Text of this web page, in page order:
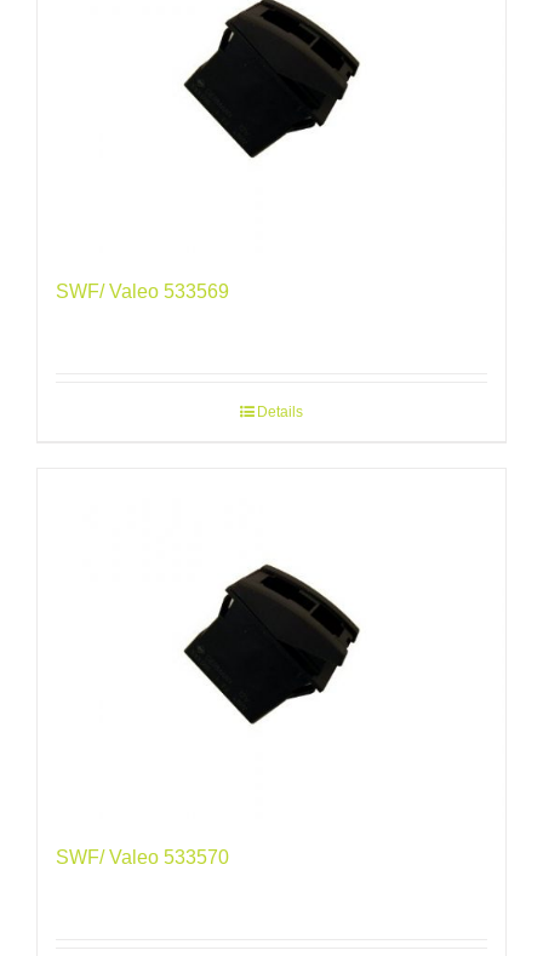
SWF/ Valeo 533569
Details
SWF/ Valeo 533570